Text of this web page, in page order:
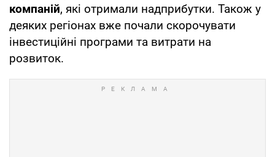
компаній, які отримали надприбутки. Також у
деяких регіонах вже почали скорочувати
інвестиційні програми та витрати на
розвиток.